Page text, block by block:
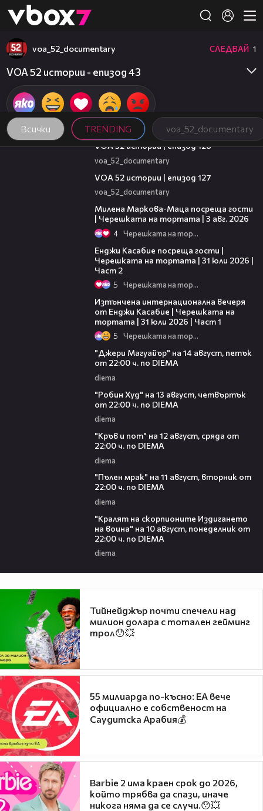
👾
Всички TRENDING voa_52_documentary
voa_52_documentary СЛЕДВАЙ 1
VOA 52 истории - епизод 43
21:59
VOA 52 истории | епизод 128
voa_52_documentary
VOA 52 истории | епизод 127
voa_52_documentary
Милена Маркова-Маца посреща гости
| Черешката на тортата | 3 авг. 2026
4 Черешката на тортата
Енджи Касабие посреща гости |
Черешката на тортата | 31 юли 2026 |
Част 2
5 Черешката на тортата
Изтънчена интернационална вечеря
от Енджи Касабие | Черешката на
тортата | 31 юли 2026 | Част 1
5 Черешката на тортата
"Джери Магуайър" на 14 август, петък
от 22:00 ч. по DIEMA
diema
"Робин Худ" на 13 август, четвъртък
от 22:00 ч. по DIEMA
diema
"Кръв и пот" на 12 август, сряда от
22:00 ч. по DIEMA
diema
"Пълен мрак" на 11 август, вторник от
22:00 ч. по DIEMA
diema
"Кралят на скорпионите Издигането
на воина" на 10 август, понеделник от
22:00 ч. по DIEMA
diema
Тийнейджър почти спечели над
милион долара с тотален гейминг
трол😯💥
55 милиарда по-късно: EA вече
официално е собственост на
Саудитска Арабия💰
Barbie 2 има краен срок до 2026,
който трябва да спази, иначе
никога няма да се случи.😯💥